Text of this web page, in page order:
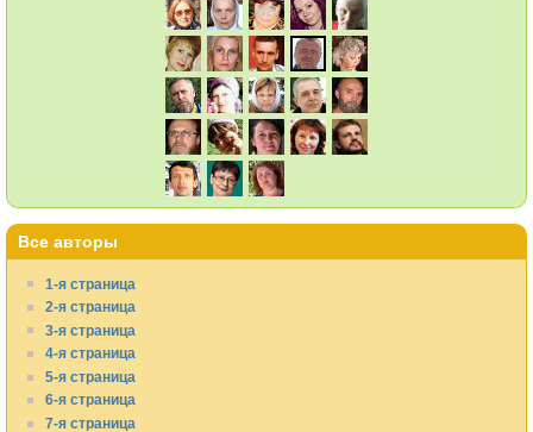
Все авторы
1-я страница
2-я страница
3-я страница
4-я страница
5-я страница
6-я страница
7-я страница